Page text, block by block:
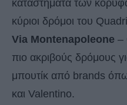
καταστήματα των
κύριοι δρόμοι του
Via Montenapoleone –
πιο ακριβούς δρόμους
μπουτίκ από brands
και Valentino.